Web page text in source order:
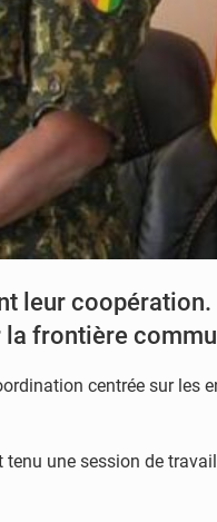
leur coopération.
frontière
centrée sur les
une session de